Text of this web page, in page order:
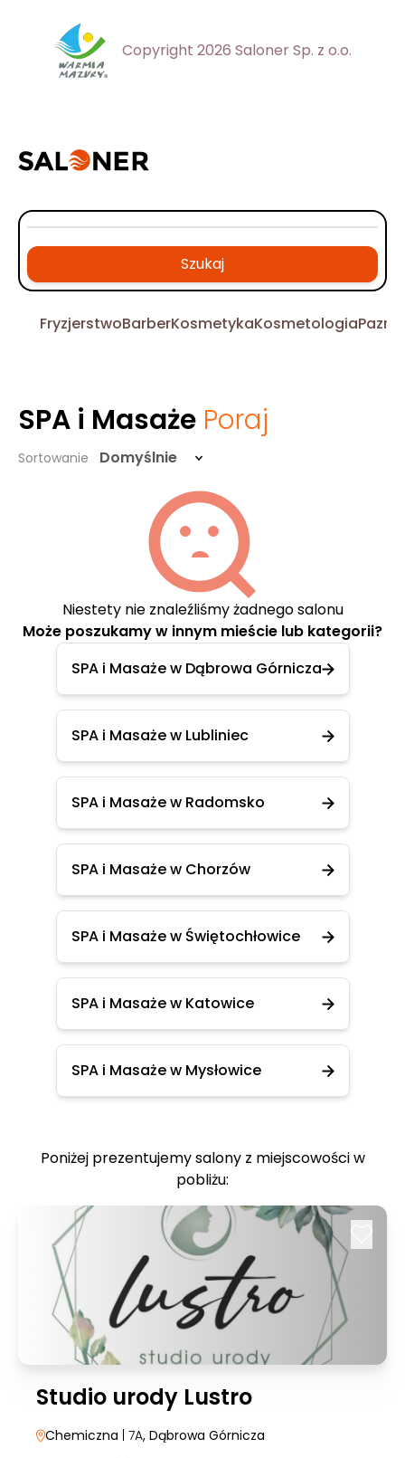
Copyright 2026 Saloner Sp. z o.o.
Szukaj
FryzjerstwoBarberKosmetykaKosmetologia
SPA i Masaże Poraj
Sortowanie Domyślnie
Niestety nie znaleźliśmy żadnego salonu
Może poszukamy w innym mieście lub kategorii?
SPA i Masaże w Dąbrowa Górnicza
SPA i Masaże w Lubliniec
SPA i Masaże w Radomsko
SPA i Masaże w Chorzów
SPA i Masaże w Świętochłowice
SPA i Masaże w Katowice
SPA i Masaże w Mysłowice
Poniżej prezentujemy salony z miejscowości w
pobliżu:
Studio urody Lustro
Chemiczna | 7A, Dąbrowa Górnicza